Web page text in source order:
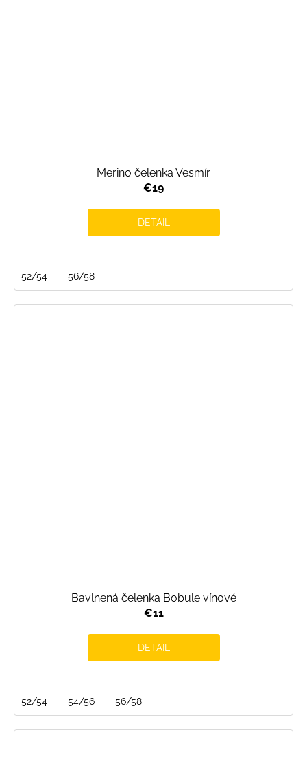
Merino čelenka Vesmír
€19
DETAIL
52/54 56/58
Bavlnená čelenka Bobule vínové
€11
DETAIL
52/54 54/56 56/58